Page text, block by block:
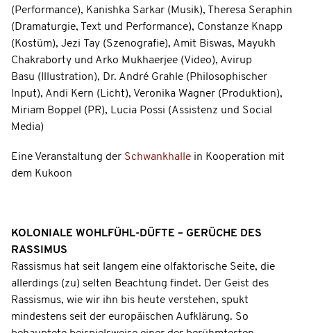
(Performance), Kanishka Sarkar (Musik), Theresa Seraphin
(Dramaturgie, Text und Performance), Constanze Knapp
(Kostüm), Jezi Tay (Szenografie), Amit Biswas, Mayukh
Chakraborty und Arko Mukhaerjee (Video), Avirup
Basu (Illustration), Dr. André Grahle (Philosophischer
Input), Andi Kern (Licht), Veronika Wagner (Produktion),
Miriam Boppel (PR), Lucia Possi (Assistenz und Social
Media)
Eine Veranstaltung der Schwankhalle in Kooperation mit
dem Kukoon
KOLONIALE WOHLFÜHL-DÜFTE – GERÜCHE DES
RASSIMUS
Rassismus hat seit langem eine olfaktorische Seite, die
allerdings (zu) selten Beachtung findet. Der Geist des
Rassismus, wie wir ihn bis heute verstehen, spukt
mindestens seit der europäischen Aufklärung. So